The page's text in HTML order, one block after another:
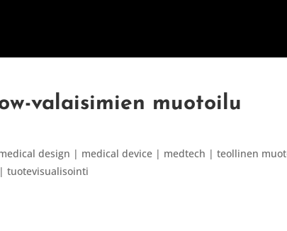
valaisimien muotoilu
design | medical device | medtech | teollinen
tuotevisualisointi